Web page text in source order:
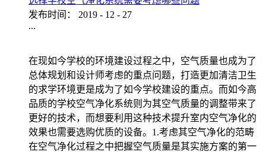
发布时间：
2019 - 12 - 27
...
在现如今学校的环境建设过程之中，空气质量也成为了
总体规划和设计师考虑的重点问题，打造更加清洁卫生
的求学环境更是成为了如今学校建设的重点。而如今高
品质的学校空气净化系统则为其空气质量的调整带来了
更好的技术，而想要利用这种技术提升室内空气净化的
效果也需要选购优质的设备。1.考虑其空气净化的范畴
在空气净化过程之中把握空气质量是其实施方案的第一